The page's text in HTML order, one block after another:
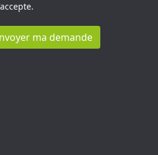
ma demande